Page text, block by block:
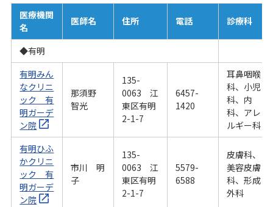
医療機関
名
医師名 住所 電話 診療科
◆有明
有明みん
なクリニ
ック 有
明ガーデ
ン院
那須野
智光
135-
0063 江
東区有明
2-1-7
6457-
1420
耳鼻咽喉
科、小児
科、内
科、アレ
ルギー科
有明ひふ
かクリニ
ック 有
明ガーデ
ン院
市川 明
子
135-
0063 江
東区有明
2-1-7
5579-
6588
皮膚科、
美容皮膚
科、形成
外科